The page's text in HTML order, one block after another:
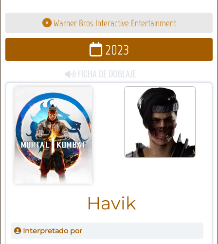
Warner Bros Interactive Entertainment
2023
FICHA DE DOBLAJE
Havik
Interpretado por